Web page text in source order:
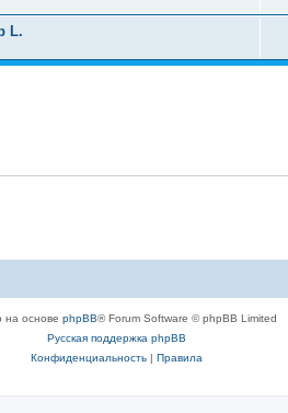
L.
на основе phpBB® Forum Software © phpBB Limited
Русская поддержка phpBB
Конфиденциальность| Правила